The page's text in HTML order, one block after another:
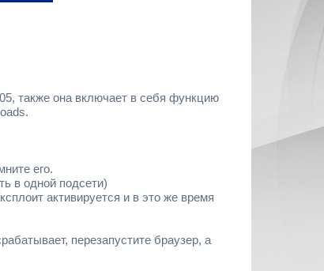
также она включает в себя функцию
его.
в одной подсети)
активируется и в это же время
перезапустите браузер, а